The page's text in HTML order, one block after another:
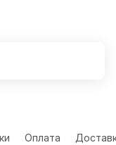
Оплата